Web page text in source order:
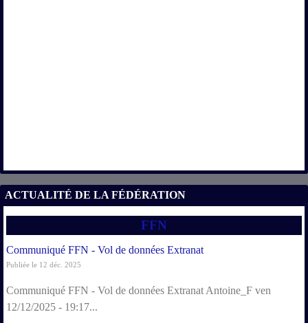
ACTUALITÉ DE LA FÉDÉRATION
FFN
Communiqué FFN - Vol de données Extranat
Publiée le 12 déc. 2025
Communiqué FFN - Vol de données Extranat Antoine_F ven
12/12/2025 - 19:17...